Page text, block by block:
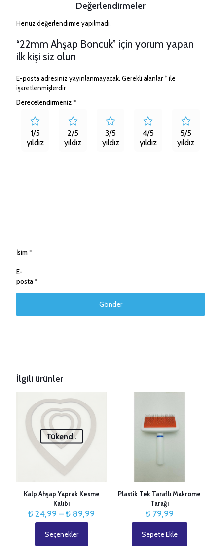
Değerlendirmeler
Henüz değerlendirme yapılmadı.
“22mm Ahşap Boncuk” için yorum yapan
ilk kişi siz olun
E-posta adresiniz yayınlanmayacak. Gerekli alanlar *ile
işaretlenmişlerdir
Derecelendirmeniz *
1/5
yıldız
2/5
yıldız
3/5
yıldız
4/5
yıldız
5/5
yıldız
İsim *
E-
posta *
İlgili ürünler
Tükendi.
Kalp Ahşap Yaprak Kesme
Kalıbı
₺24,99 –₺ 89,99
Seçenekler
ürünün
Plastik Tek Taraflı Makrome
Tarağı
₺79,99
Sepete Ekle